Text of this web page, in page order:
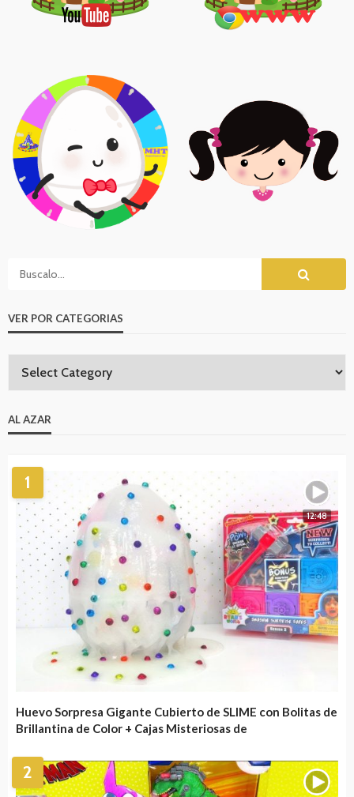
VER POR CATEGORIAS
AL AZAR
1
12:48
Huevo Sorpresa Gigante Cubierto de SLIME con Bolitas de
Brillantina de Color + Cajas Misteriosas de
2